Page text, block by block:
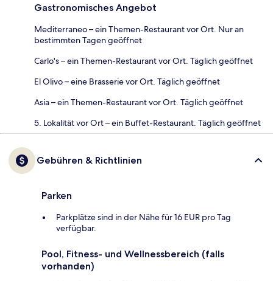
Gastronomisches Angebot
Mediterraneo – ein Themen-Restaurant vor Ort. Nur an
bestimmten Tagen geöffnet
Carlo's – ein Themen-Restaurant vor Ort. Täglich geöffnet
El Olivo – eine Brasserie vor Ort. Täglich geöffnet
Asia – ein Themen-Restaurant vor Ort. Täglich geöffnet
5. Lokalität vor Ort – ein Buffet-Restaurant. Täglich geöffnet
Gebühren & Richtlinien
Parken
Parkplätze sind in der Nähe für 16 EUR pro Tag
verfügbar.
Pool, Fitness- und Wellnessbereich (falls
vorhanden)